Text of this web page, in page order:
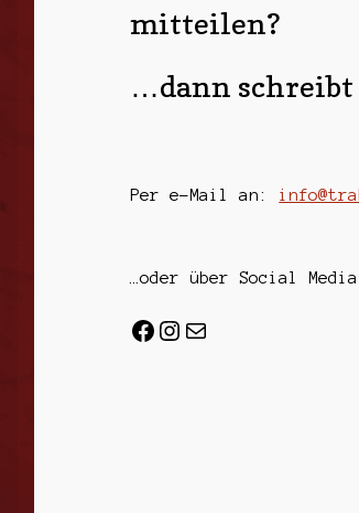
mitteilen?
…dann schreibt
Per e-Mail an:
…oder über Social Media
Facebook
Instagram
E-Mail